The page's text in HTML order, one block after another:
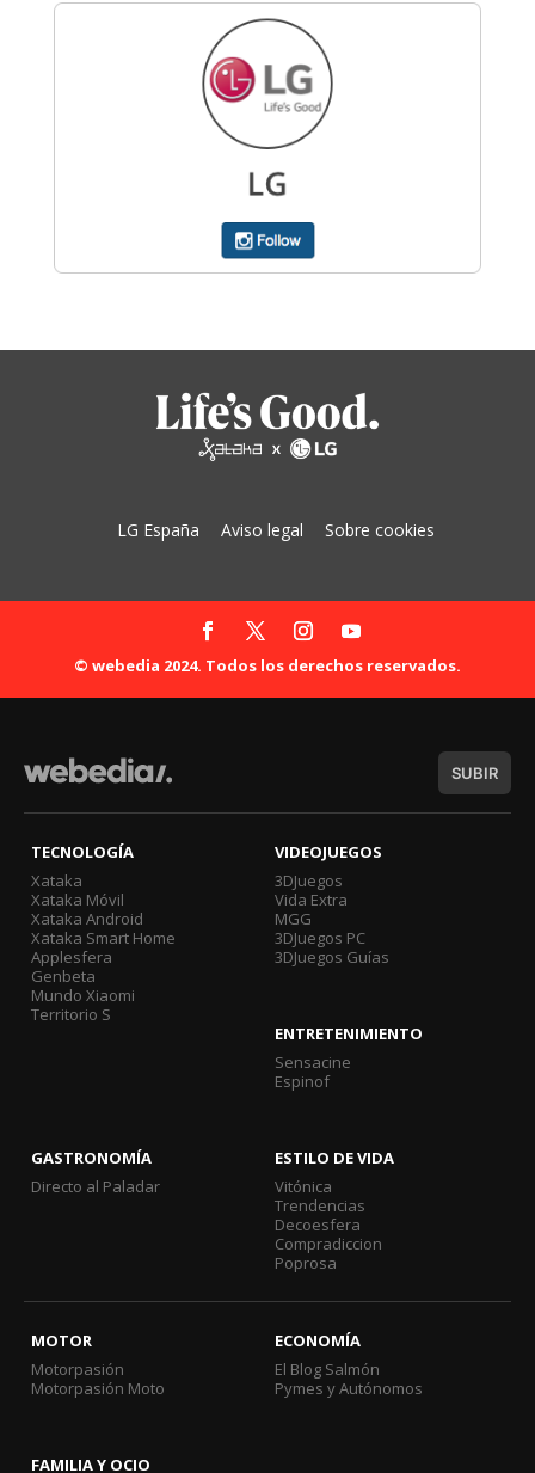
LG España Aviso legal Sobre cookies
© webedia 2024. Todos los derechos reservados.
SUBIR
TECNOLOGÍA
Xataka
Xataka Móvil
Xataka Android
Xataka Smart Home
Applesfera
Genbeta
Mundo Xiaomi
Territorio S
VIDEOJUEGOS
3DJuegos
Vida Extra
MGG
3DJuegos PC
3DJuegos Guías
ENTRETENIMIENTO
Sensacine
Espinof
GASTRONOMÍA
Directo al Paladar
ESTILO DE VIDA
Vitónica
Trendencias
Decoesfera
Compradiccion
Poprosa
MOTOR
Motorpasión
Motorpasión Moto
ECONOMÍA
El Blog Salmón
Pymes y Autónomos
FAMILIA Y OCIO